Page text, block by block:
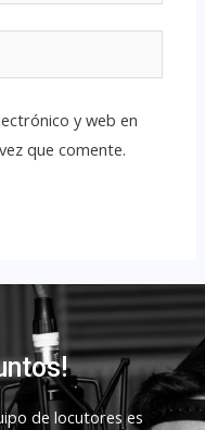
y web en
que comente.
de locutores es